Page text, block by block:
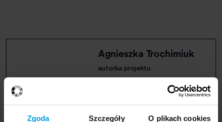
Zgoda Szczegóły O plikach cookies
Agnieszka Trochimiuk
autorka projektu
Specjalność: Communication Design
Rok ukończenia: 2023